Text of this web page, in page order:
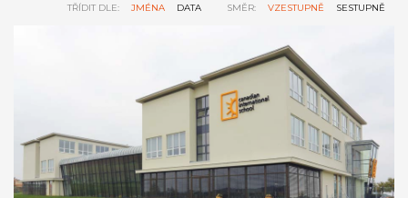
TŘÍDIT DLE: JMÉNA DATA SMĚR: VZESTUPNĚ SESTUPNĚ